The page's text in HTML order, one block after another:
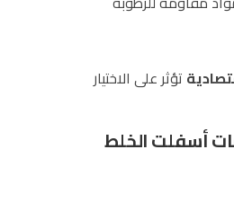
تؤثر على الاختيار
أسفلت الخلط